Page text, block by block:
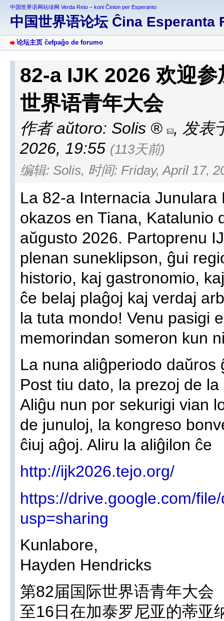
中国世界语网站绿网 Verda Reto – koni Ĉinion per Esperanto
中国世界语论坛 Ĉina Esperanta
论坛主页 ĉefpaĝo de forumo
82-a IJK 2026 欢迎
世界语青年大会
作者 aŭtoro: Solis , 发表
2026, 19:55 (113天前)
编辑: Solis, 时间: Friday, April 17,
La 82-a Internacia
okazos en Tiana, Katalunio
aŭgusto 2026. Partoprenu
plenan suneklipson, ĝui
historio, kaj gastronomio,
ĉe belaj plaĝoj kaj verdaj
la tuta mondo! Venu pasigi
memorindan someron kun
La nuna aliĝperiodo daŭros
Post tiu dato, la prezoj de
Aliĝu nun por sekurigi vian
de junuloj, la kongreso
ĉiuj aĝoj. Aliru la aliĝilon ĉe
http://ijk2026.tejo.org/
https://drive.google.com/
usp=sharing
Kunlabore,
Hayden Hendricks
第82届国际世界语青年大会
至16日在加泰罗尼亚的蒂亚